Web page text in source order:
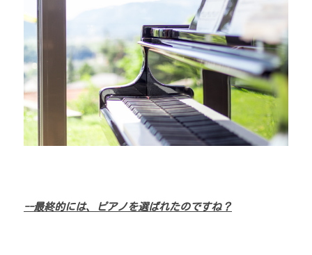
--最終的には、ピアノを選ばれたのですね？